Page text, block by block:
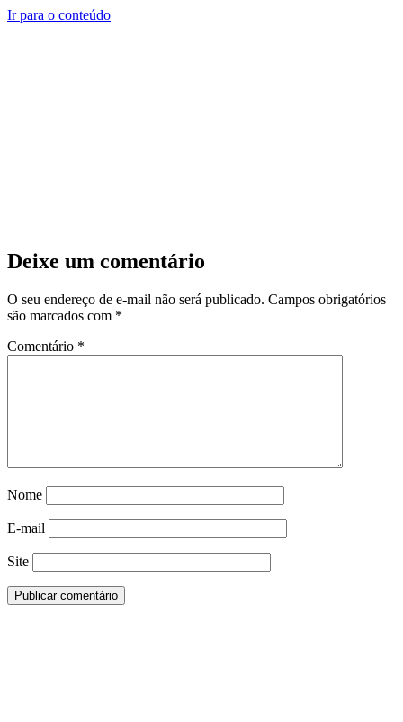
Ir para o conteúdo
Deixe um comentário
O seu endereço de e-mail não será publicado. Campos obrigatórios
são marcados com *
Comentário *
Nome
E-mail
Site